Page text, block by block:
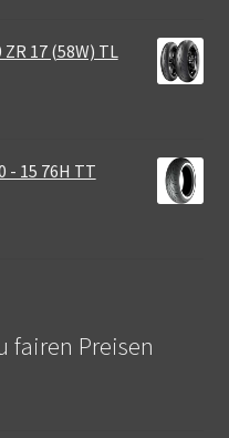
17 (58W) TL
- 15 76H TT
fairen Preisen